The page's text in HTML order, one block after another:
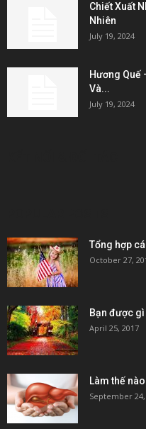
Chiết Xuất
Nhiên
July 19, 2024
Hương Quế
Và...
July 19, 2024
Tổng hợp
October 27,
Bạn được
April 25, 2017
Làm thế
September 24,